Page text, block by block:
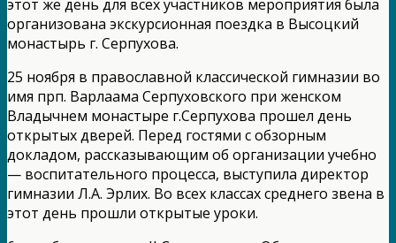
этот же день для всех участников мероприятия была
организована экскурсионная поездка в Высоцкий
монастырь г. Серпухова.
25 ноября в православной классической гимназии во
имя прп. Варлаама Серпуховского при женском
Владычнем монастыре г.Серпухова прошел день
открытых дверей. Перед гостями с обзорным
докладом, рассказывающим об организации учебно
— воспитательного процесса, выступила директор
гимназии Л.А. Эрлих. Во всех классах среднего звена в
этот день прошли открытые уроки.